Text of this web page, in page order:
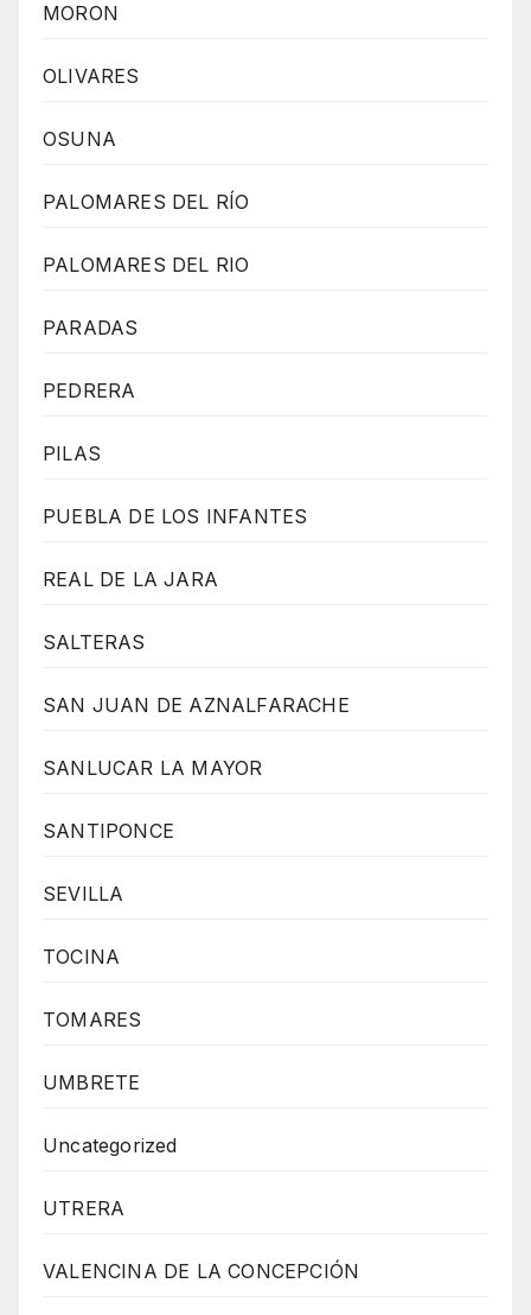
MORON
OLIVARES
OSUNA
PALOMARES DEL RÍO
PALOMARES DEL RIO
PARADAS
PEDRERA
PILAS
PUEBLA DE LOS INFANTES
REAL DE LA JARA
SALTERAS
SAN JUAN DE AZNALFARACHE
SANLUCAR LA MAYOR
SANTIPONCE
SEVILLA
TOCINA
TOMARES
UMBRETE
Uncategorized
UTRERA
VALENCINA DE LA CONCEPCIÓN